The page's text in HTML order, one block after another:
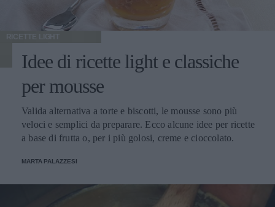
RICETTE LIGHT
Idee di ricette light e classiche
per mousse
Valida alternativa a torte e biscotti, le mousse sono più
veloci e semplici da preparare. Ecco alcune idee per ricette
a base di frutta o, per i più golosi, creme e cioccolato.
MARTA PALAZZESI